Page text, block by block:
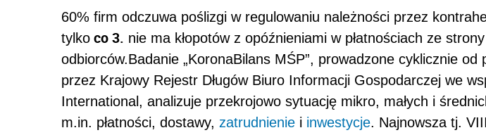
60% firm odczuwa poślizgi w regulowaniu należności przez
tylko co 3. nie ma kłopotów z opóźnieniami w płatnościach ze strony
odbiorców.Badanie „KoronaBilans MŚP”, prowadzone cyklicznie od
przez Krajowy Rejestr Długów Biuro Informacji Gospodarczej we
International, analizuje przekrojowo sytuację mikro, małych i
m.in. płatności, dostawy, zatrudnienie i inwestycje. Najnowsza tj.